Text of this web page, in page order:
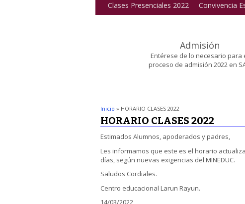
Clases Presenciales 2022 Convivencia
Admisión
Entérese de lo necesario para
proceso de admisión 2022 en
Inicio » HORARIO CLASES 2022
HORARIO CLASES 2022
Estimados Alumnos, apoderados y padres,
Les informamos que este es el horario
días, según nuevas exigencias del MINEDUC.
Saludos Cordiales.
Centro educacional Larun Rayun.
14/03/2022